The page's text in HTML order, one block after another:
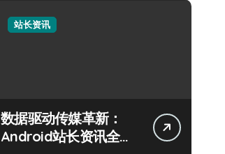
站长资讯
数据驱动传媒革新：
Android站长资讯全攻